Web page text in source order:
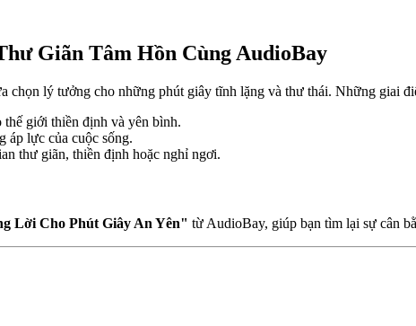
Giãn Tâm Hồn Cùng AudioBay
chọn lý tưởng cho những phút giây tĩnh lặng và thư thái. Những giai
giới thiền định và yên bình.
áp lực của cuộc sống.
thư giãn, thiền định hoặc nghỉ ngơi.
Lời Cho Phút Giây An Yên" từ AudioBay, giúp bạn tìm lại sự cân